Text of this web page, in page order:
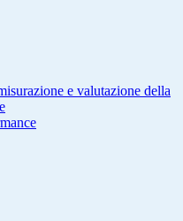
e valutazione della